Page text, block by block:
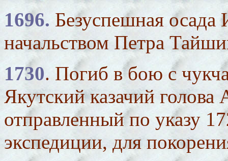
1696. Безуспешная осада
начальством Петра
1730. Погиб в бою с
Якутский казачий
отправленный по указу
экспедиции, для